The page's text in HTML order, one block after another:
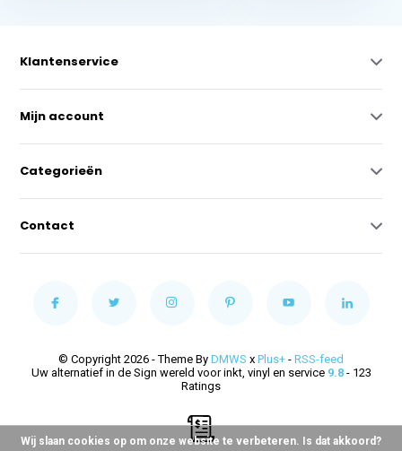
Klantenservice
Mijn account
Categorieën
Contact
© Copyright 2026 - Theme By DMWS x Plus+ - RSS-feed
Uw alternatief in de Sign wereld voor inkt, vinyl en service 9.8- 123
Ratings
Wij slaan cookies op om onze website te verbeteren. Is dat akkoord?